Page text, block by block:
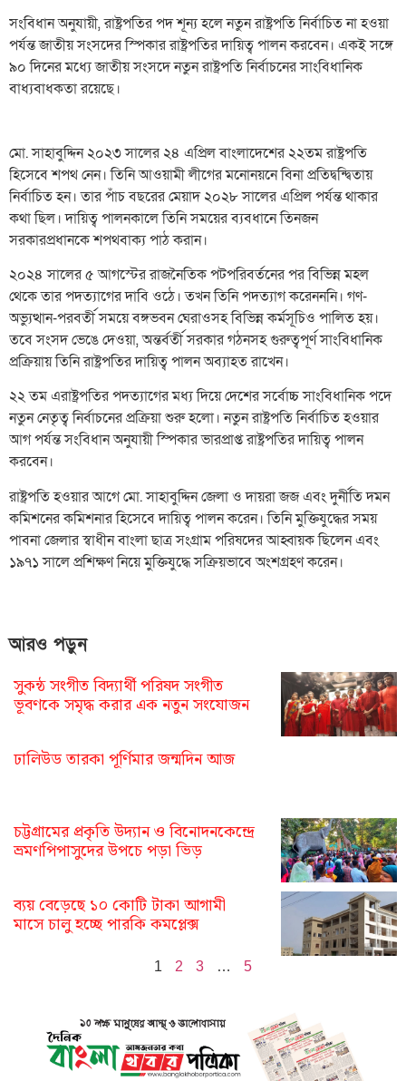
সংবিধান অনুযায়ী, রাষ্ট্রপতির পদ শূন্য হলে নতুন রাষ্ট্রপতি নির্বাচিত না হওয়া
পর্যন্ত জাতীয় সংসদের স্পিকার রাষ্ট্রপতির দায়িত্ব পালন করবেন। একই সঙ্গে
৯০ দিনের মধ্যে জাতীয় সংসদে নতুন রাষ্ট্রপতি নির্বাচনের সাংবিধানিক
বাধ্যবাধকতা রয়েছে।
মো. সাহাবুদ্দিন ২০২৩ সালের ২৪ এপ্রিল বাংলাদেশের ২২তম রাষ্ট্রপতি
হিসেবে শপথ নেন। তিনি আওয়ামী লীগের মনোনয়নে বিনা প্রতিদ্বন্দ্বিতায়
নির্বাচিত হন। তার পাঁচ বছরের মেয়াদ ২০২৮ সালের এপ্রিল পর্যন্ত থাকার
কথা ছিল। দায়িত্ব পালনকালে তিনি সময়ের ব্যবধানে তিনজন
সরকারপ্রধানকে শপথবাক্য পাঠ করান।
২০২৪ সালের ৫ আগস্টের রাজনৈতিক পটপরিবর্তনের পর বিভিন্ন মহল
থেকে তার পদত্যাগের দাবি ওঠে। তখন তিনি পদত্যাগ করেনননি। গণ-
অভ্যুত্থান-পরবর্তী সময়ে বঙ্গভবন ঘেরাওসহ বিভিন্ন কর্মসূচিও পালিত হয়।
তবে সংসদ ভেঙে দেওয়া, অন্তর্বর্তী সরকার গঠনসহ গুরুত্বপূর্ণ সাংবিধানিক
প্রক্রিয়ায় তিনি রাষ্ট্রপতির দায়িত্ব পালন অব্যাহত রাখেন।
২২ তম এরাষ্ট্রপতির পদত্যাগের মধ্য দিয়ে দেশের সর্বোচ্চ সাংবিধানিক পদে
নতুন নেতৃত্ব নির্বাচনের প্রক্রিয়া শুরু হলো। নতুন রাষ্ট্রপতি নির্বাচিত হওয়ার
আগ পর্যন্ত সংবিধান অনুযায়ী স্পিকার ভারপ্রাপ্ত রাষ্ট্রপতির দায়িত্ব পালন
করবেন।
রাষ্ট্রপতি হওয়ার আগে মো. সাহাবুদ্দিন জেলা ও দায়রা জজ এবং দুর্নীতি দমন
কমিশনের কমিশনার হিসেবে দায়িত্ব পালন করেন। তিনি মুক্তিযুদ্ধের সময়
পাবনা জেলার স্বাধীন বাংলা ছাত্র সংগ্রাম পরিষদের আহ্বায়ক ছিলেন এবং
১৯৭১ সালে প্রশিক্ষণ নিয়ে মুক্তিযুদ্ধে সক্রিয়ভাবে অংশগ্রহণ করেন।
আরও পড়ুন
সুকন্ঠ সংগীত বিদ্যার্থী পরিষদ সংগীত
ভূবণকে সমৃদ্ধ করার এক নতুন সংযোজন
ঢালিউড তারকা পূর্ণিমার জন্মদিন আজ
চট্টগ্রামের প্রকৃতি উদ্যান ও বিনোদনকেন্দ্রে
ভ্রমণপিপাসুদের উপচে পড়া ভিড়
ব্যয় বেড়েছে ১০ কোটি টাকা আগামী
মাসে চালু হচ্ছে পারকি কমপ্লেক্স
1 2 3 … 5